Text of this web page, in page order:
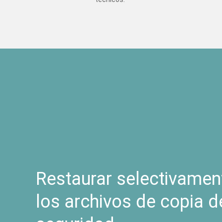
Restaurar
los archivos de copia